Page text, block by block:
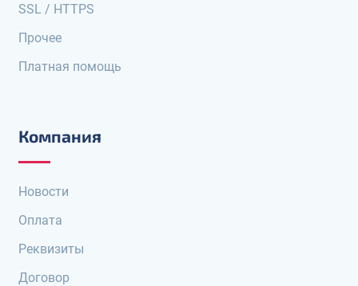
SSL / HTTPS
Прочее
Платная помощь
Компания
Новости
Оплата
Реквизиты
Договор